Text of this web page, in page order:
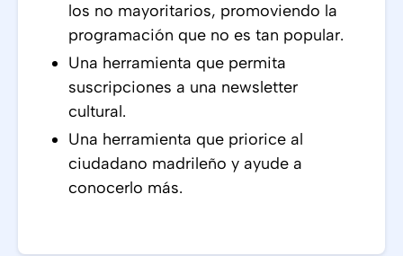
los no mayoritarios, promoviendo la
programación que no es tan popular.
Una herramienta que permita
suscripciones a una newsletter
cultural.
Una herramienta que priorice al
ciudadano madrileño y ayude a
conocerlo más.